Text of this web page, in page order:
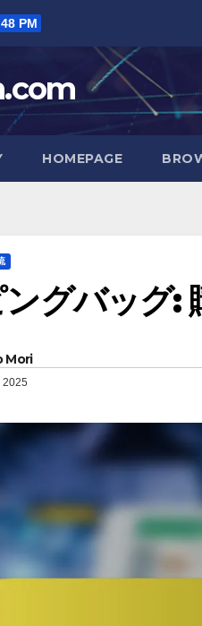
PM
HOMEPAGE
グバッグ:
Mori
2025